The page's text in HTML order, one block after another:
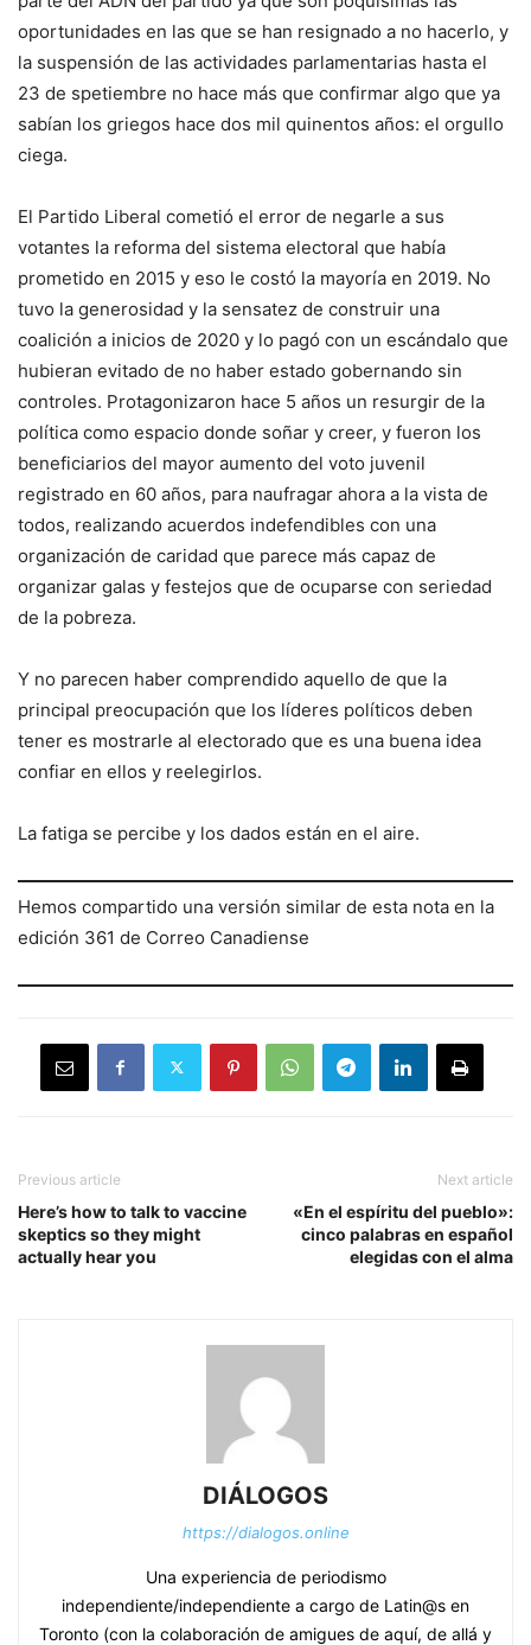
oportunidades en las que se han resignado a no hacerlo, y
la suspensión de las actividades parlamentarias hasta el
23 de spetiembre no hace más que confirmar algo que ya
sabían los griegos hace dos mil quinentos años: el orgullo
ciega.
El Partido Liberal cometió el error de negarle a sus
votantes la reforma del sistema electoral que había
prometido en 2015 y eso le costó la mayoría en 2019. No
tuvo la generosidad y la sensatez de construir una
coalición a inicios de 2020 y lo pagó con un escándalo que
hubieran evitado de no haber estado gobernando sin
controles. Protagonizaron hace 5 años un resurgir de la
política como espacio donde soñar y creer, y fueron los
beneficiarios del mayor aumento del voto juvenil
registrado en 60 años, para naufragar ahora a la vista de
todos, realizando acuerdos indefendibles con una
organización de caridad que parece más capaz de
organizar galas y festejos que de ocuparse con seriedad
de la pobreza.
Y no parecen haber comprendido aquello de que la
principal preocupación que los líderes políticos deben
tener es mostrarle al electorado que es una buena idea
confiar en ellos y reelegirlos.
La fatiga se percibe y los dados están en el aire.
Hemos compartido una versión similar de esta nota en la
edición 361 de Correo Canadiense
Previous article
Here’s how to talk to vaccine
skeptics so they might
actually hear you
Next article
«En el espíritu del pueblo»:
cinco palabras en español
elegidas con el alma
DIÁLOGOS
https://dialogos.online
Una experiencia de periodismo
independiente/independiente a cargo de Latin@s en
Toronto (con la colaboración de amigues de aquí, de allá y